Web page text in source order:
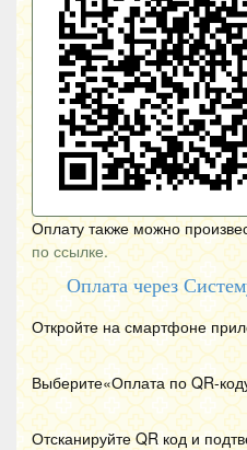
Оплату также можно
по ссылке.
Оплата через
Откройте на смартфоне
Выберите«Оплата по QR-
Отсканируйте QR код и